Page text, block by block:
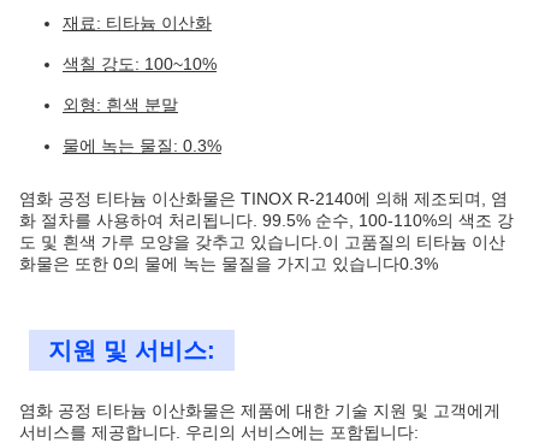
재료: 티타늄 이산화
색칠 강도: 100~10%
외형: 흰색 분말
물에 녹는 물질: 0.3%
염화 공정 티타늄 이산화물은 TINOX R-2140에 의해 제조되며, 염
화 절차를 사용하여 처리됩니다. 99.5% 순수, 100-110%의 색조 강
도 및 흰색 가루 모양을 갖추고 있습니다.이 고품질의 티타늄 이산
화물은 또한 0의 물에 녹는 물질을 가지고 있습니다0.3%
지원 및 서비스:
염화 공정 티타늄 이산화물은 제품에 대한 기술 지원 및 고객에게
서비스를 제공합니다. 우리의 서비스에는 포함됩니다: